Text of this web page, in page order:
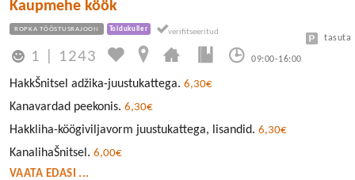
Kaupmehe köök
ROPKA TÖÖSTUSRAJOON Toidukuller
1 1243 09:00-16:00
tasuta
HakkŠnitsel adžika-juustukattega. 6,30€
Kanavardad peekonis. 6,30€
Hakkliha-köögiviljavorm juustukattega, lisandid. 6,30€
KanalihaŠnitsel. 6,00€
VAATA EDASI ...